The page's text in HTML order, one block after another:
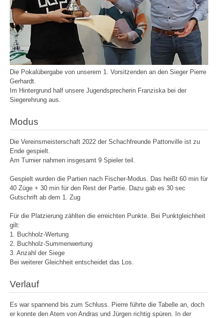
Die Pokalübergabe von unserem 1. Vorsitzenden an den Sieger Pierre
Gerhardt.
Im Hintergrund half unsere Jugendsprecherin Franziska bei der
Siegerehrung aus.
Modus
Die Vereinsmeisterschaft 2022 der Schachfreunde Pattonville ist zu
Ende gespielt.
Am Turnier nahmen insgesamt 9 Spieler teil.
Gespielt wurden die Partien nach Fischer-Modus. Das heißt 60 min für
40 Züge + 30 min für den Rest der Partie. Dazu gab es 30 sec
Gutschrift ab dem 1. Zug
Für die Platzierung zählten die erreichten Punkte. Bei Punktgleichheit
gilt:
1. Buchholz-Wertung
2. Buchholz-Summenwertung
3. Anzahl der Siege
Bei weiterer Gleichheit entscheidet das Los.
Verlauf
Es war spannend bis zum Schluss. Pierre führte die Tabelle an, doch
er konnte den Atem von Andras und Jürgen richtig spüren. In der